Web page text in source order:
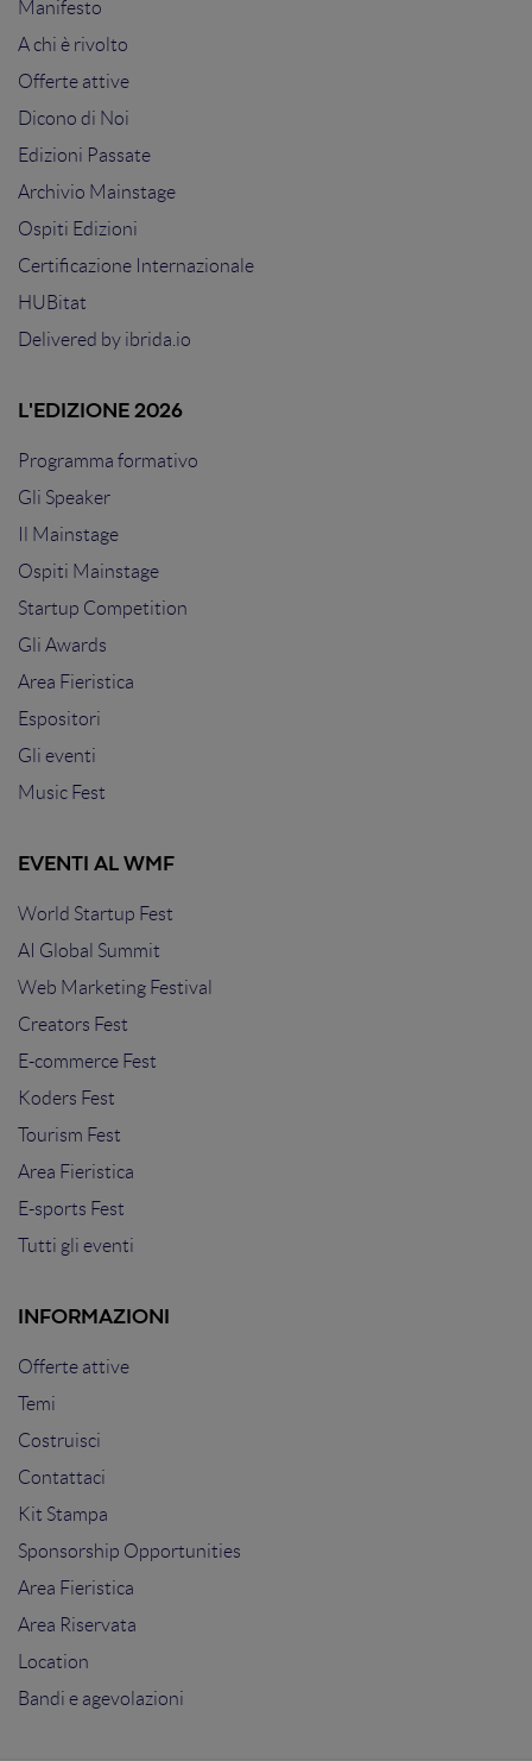
Manifesto
A chi è rivolto
Offerte attive
Dicono di Noi
Edizioni Passate
Archivio Mainstage
Ospiti Edizioni
Certificazione Internazionale
HUBitat
Delivered by ibrida.io
L'EDIZIONE 2026
Programma formativo
Gli Speaker
Il Mainstage
Ospiti Mainstage
Startup Competition
Gli Awards
Area Fieristica
Espositori
Gli eventi
Music Fest
EVENTI AL WMF
World Startup Fest
AI Global Summit
Web Marketing Festival
Creators Fest
E-commerce Fest
Koders Fest
Tourism Fest
Area Fieristica
E-sports Fest
Tutti gli eventi
INFORMAZIONI
Offerte attive
Temi
Costruisci
Contattaci
Kit Stampa
Sponsorship Opportunities
Area Fieristica
Area Riservata
Location
Bandi e agevolazioni